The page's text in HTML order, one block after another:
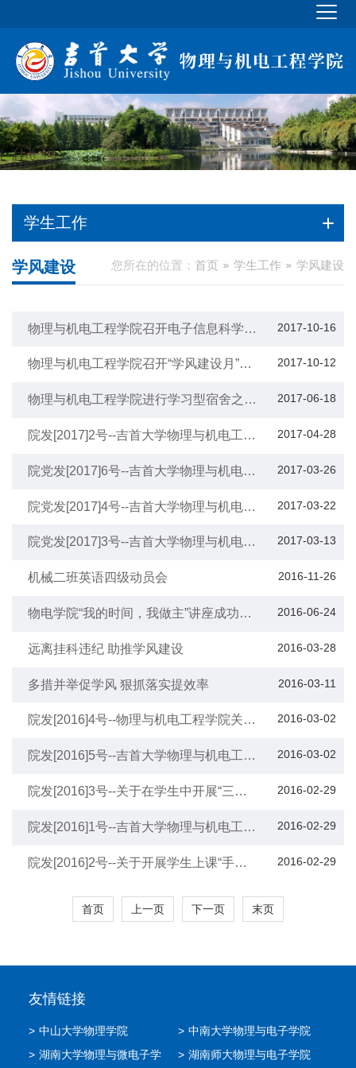
学生工作
您所在的位置： 首页 学生工作 学风建设
学风建设
2017-10-16
物理与机电工程学院召开电子信息科学与
2017-10-12
物理与机电工程学院召开“学风建设月”工
2017-06-18
物理与机电工程学院进行学习型宿舍之寝
2017-04-28
院发[2017]2号--吉首大学物理与机电工程
2017-03-26
院党发[2017]6号--吉首大学物理与机电工
2017-03-22
院党发[2017]4号--吉首大学物理与机电工
划实施意见
2017-03-13
院党发[2017]3号--吉首大学物理与机电工
2016-11-26
机械二班英语四级动员会
2016-06-24
物电学院“我的时间，我做主”讲座成功举
2016-03-28
远离挂科违纪 助推学风建设
2016-03-11
多措并举促学风 狠抓落实提效率
2016-03-02
院发[2016]4号--物理与机电工程学院关于
2016-03-02
院发[2016]5号--吉首大学物理与机电工程
2016-02-29
院发[2016]3号--关于在学生中开展“三
2016-02-29
院发[2016]1号--吉首大学物理与机电工程
2016-02-29
院发[2016]2号--关于开展学生上课“手机
首页 上一页 下一页 末页
友情链接
> 中山大学物理学院 > 中南大学物理与电子学院
> 湖南大学物理与微电子学
> 湖南师大物理与电子学院